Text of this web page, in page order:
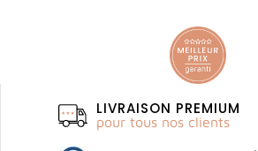
LIVRAISON PREMIUM
pour tous nos clients